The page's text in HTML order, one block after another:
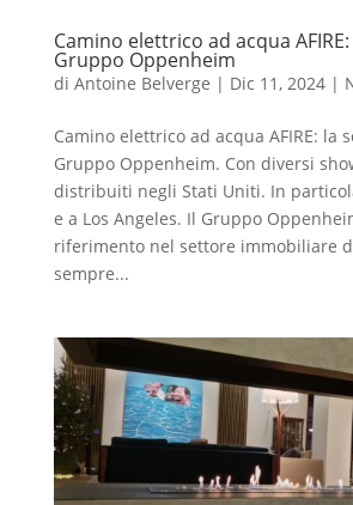
Camino elettrico ad acqua
Gruppo Oppenheim
di Antoine Belverge | Dic 11, 2024|
Camino elettrico ad acqua AFIRE: la
Gruppo Oppenheim. Con diversi
distribuiti negli Stati Uniti. In
e a Los Angeles. Il Gruppo
riferimento nel settore immobiliare
sempre...